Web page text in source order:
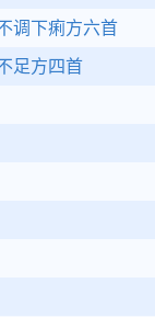
调下痢方六首
足方四首